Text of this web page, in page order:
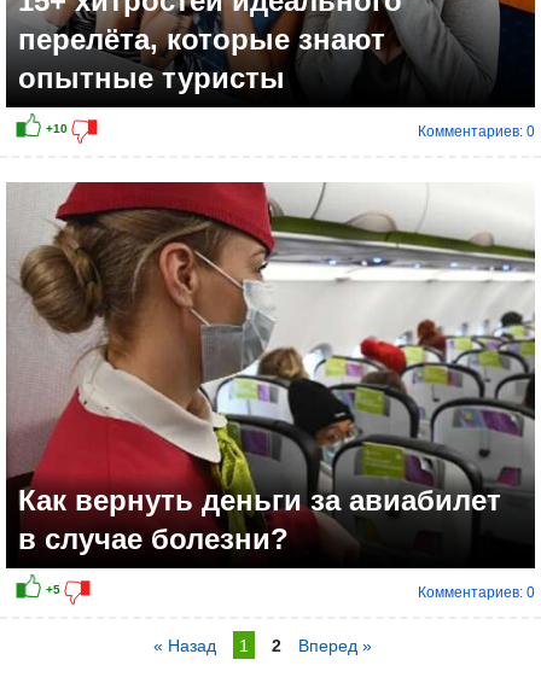
перелёта, которые знают
опытные туристы
Комментариев: 0
Как вернуть деньги за авиабилет
в случае болезни?
Комментариев: 0
« Назад 1 2 Вперед »